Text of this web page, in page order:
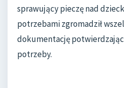
sprawujący pieczę nad
potrzebami zgromadził
dokumentację
potrzeby.